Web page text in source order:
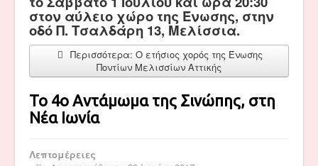
στον αύλειο χώρο της Ένωσης, στην
οδό Π. Τσαλδάρη 13, Μελίσσια.
Περισσότερα: Ο ετήσιος χορός της Ένωσης
Ποντίων Μελισσίων Αττικής
Το 4ο Αντάμωμα της Σινώπης, στη
Νέα Ιωνία
Λεπτομέρειες